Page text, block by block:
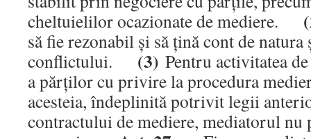
cheltuielilor ocazionate de mediere.
să fie rezonabil şi să ţină cont de
conflictului. (3) Pentru activitatea
a părţilor cu privire la procedura
acesteia, îndeplinită potrivit legii
contractului de mediere, mediatorul nu